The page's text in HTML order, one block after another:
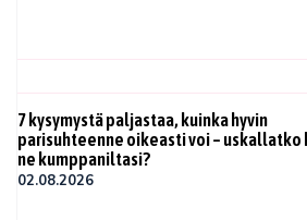
7 kysymystä paljastaa, kuinka hyvin
parisuhteenne oikeasti voi – uskallatko
ne kumppaniltasi?
02.08.2026